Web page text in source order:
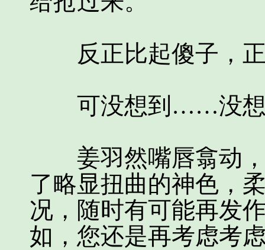
反正比起傻子，正
可没想到……没想
姜羽然嘴唇翕动，
了略显扭曲的神色，
况，随时有可能再发
如，您还是再考虑考